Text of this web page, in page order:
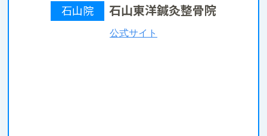
石山院 石山東洋鍼灸整骨院
公式サイト